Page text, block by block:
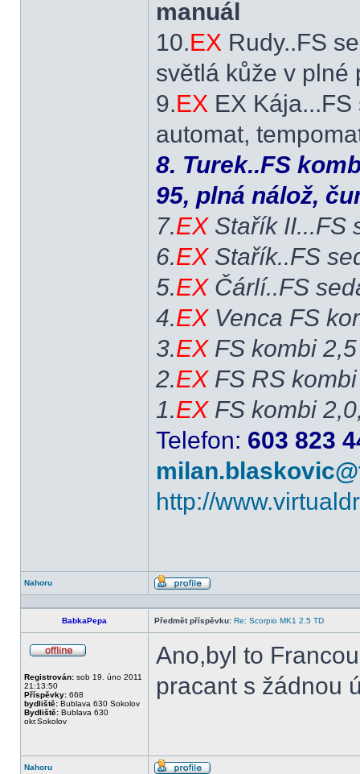
manuál
10.EX Rudy..FS
světlá kůže v plné
9.EX EX Kája...FS
automat,
8. Turek..FS
95, plná nálož,
7.EXStařík II...FS
6.EXStařík..FS
5.EXČárlí..FS
4.EXVenca FS
3.EXFS kombi
2.EXFS RS
1.EXFS kombi
Telefon: 603 823
http://
Nahoru
Profil
BabkaPepa Předmět příspěvku: Re: Scorpio MK1 2.5 TD
Registrován: sob 19. úno 2011
21:13:50
Příspěvky: 668
bydliště: Bublava 630 Sokolov
Bydliště: Bublava 630
okr.Sokolov
Ano,byl to
pracant s žádnou
Nahoru